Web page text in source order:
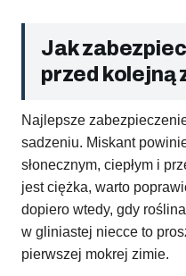
Jak
przed kolejną
Najlepsze
sadzeniu. Miskant
słonecznym, ciepłym i
jest ciężka, warto
dopiero wtedy, gdy
w gliniastej niecce to
pierwszej mokrej zimie.